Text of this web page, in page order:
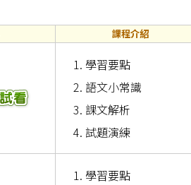
課程介紹
學習要點
語文小常識
課文解析
試題演練
學習要點